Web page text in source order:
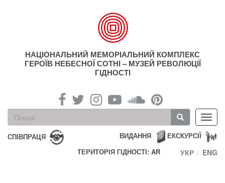
НАЦІОНАЛЬНИЙ МЕМОРІАЛЬНИЙ КОМПЛЕКС
ГЕРОЇВ НЕБЕСНОЇ СОТНІ – МУЗЕЙ РЕВОЛЮЦІЇ
ГІДНОСТІ
Пошукова
форма
Пошук
СПІВПРАЦЯ ЕКСКУРСІЇ
ВИДАННЯ
ТЕРИТОРІЯ ГІДНОСТІ: AR
УКР ENG